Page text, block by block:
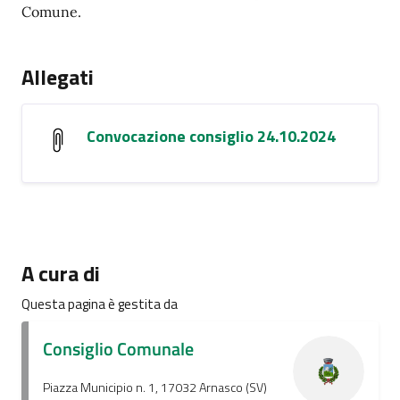
Comune.
Allegati
Convocazione consiglio 24.10.2024
A cura di
Questa pagina è gestita da
Consiglio Comunale
Piazza Municipio n. 1, 17032 Arnasco (SV)